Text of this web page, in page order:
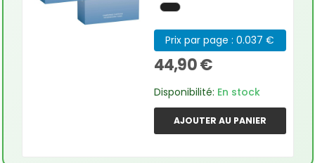
Prix par page : 0.037 €
44,90 €
Disponibilité: En stock
AJOUTER AU PANIER